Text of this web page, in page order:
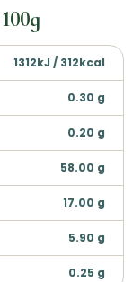
100g
1312kJ / 312kcal
0.30 g
0.20 g
58.00 g
17.00 g
5.90 g
0.25 g